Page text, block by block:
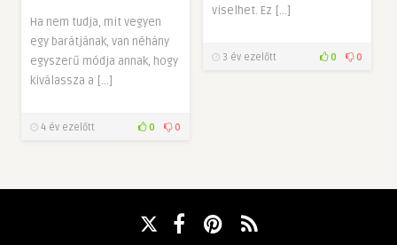
viselhet. Ez […]
3 év ezelőtt 0 0
Ha nem tudja, mit vegyen
egy barátjának, van néhány
egyszerű módja annak, hogy
kiválassza a […]
4 év ezelőtt 0 0